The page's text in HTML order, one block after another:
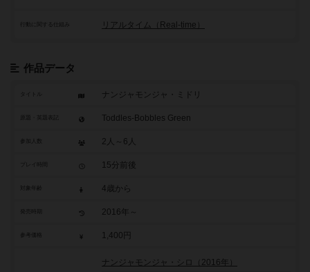
行動に関する仕組み リアルタイム（Real-time）
作品データ
タイトル ナンジャモンジャ・ミドリ
Toddles-Bobbles Green
参加人数 2人～6人
15分前後
4歳から
2016年～
1,400円
ナンジャモンジャ・シロ（2016年）